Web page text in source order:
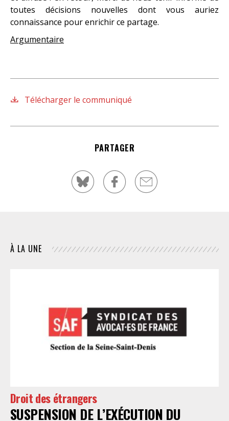
toutes décisions nouvelles dont vous auriez
connaissance pour enrichir ce partage.
Argumentaire
Télécharger le communiqué
PARTAGER
À LA UNE
Droit des étrangers
SUSPENSION DE L’EXÉCUTION DU